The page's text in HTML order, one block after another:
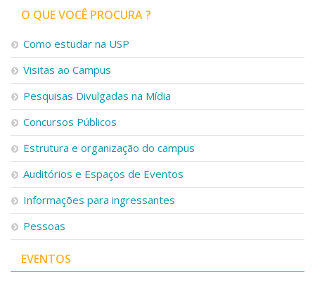
O QUE VOCÊ PROCURA ?
Como estudar na USP
Visitas ao Campus
Pesquisas Divulgadas na Mídia
Concursos Públicos
Estrutura e organização do campus
Auditórios e Espaços de Eventos
Informações para ingressantes
Pessoas
EVENTOS